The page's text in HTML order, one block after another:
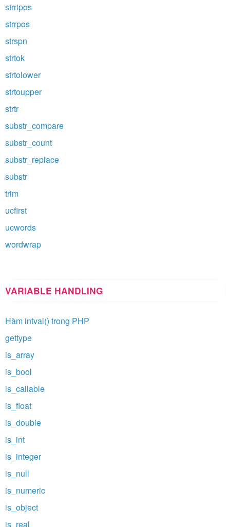
strripos
strrpos
strspn
strtok
strtolower
strtoupper
strtr
substr_compare
substr_count
substr_replace
substr
trim
ucfirst
ucwords
wordwrap
VARIABLE HANDLING
Hàm intval() trong PHP
gettype
is_array
is_bool
is_callable
is_float
is_double
is_int
is_integer
is_null
is_numeric
is_object
is_real